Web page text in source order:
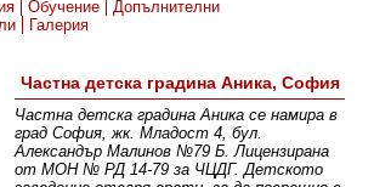
Обучение
Допълнителни
Галерия
Частна детска градина Аника, София
Частна детска градина Аника се намира в
град София, жк. Младост 4, бул.
Александър Малинов №79 Б. Лицензирана
от МОН № РД 14-79 за ЧЦДГ. Детското